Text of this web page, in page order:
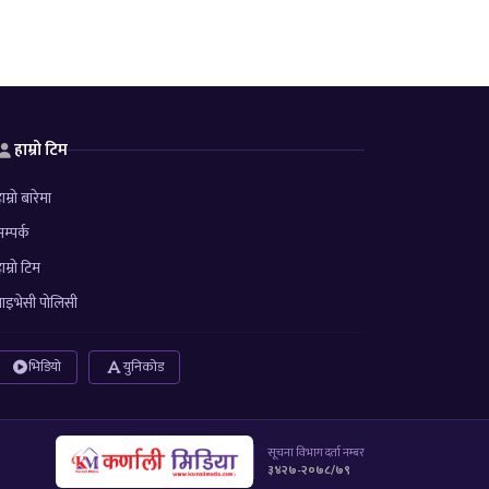
हाम्रो टिम
बारेमा
टिम
पोलिसी
भिडियो युनिकोड
सूचना विभाग दर्ता नम्बर
३४२७-२०७८/७९